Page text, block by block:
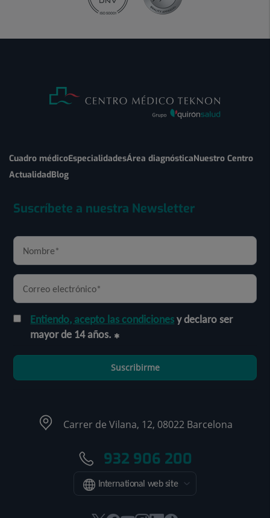
Cuadro médicoEspecialidadesÁrea diagnósticaNuestro Centro
ActualidadBlog
Suscríbete a nuestra Newsletter
Entiendo, acepto las condicionesy declaro ser
mayor de 14 años.
Suscribirme
Carrer de Vilana, 12, 08022 Barcelona
932 906 200
International web site